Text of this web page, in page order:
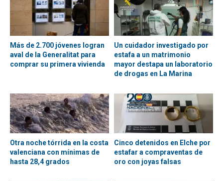
Más de 2.700 jóvenes logran
aval de la Generalitat para
comprar su primera vivienda
Un cuidador investigado por
estafa a un matrimonio
mayor destapa un laboratorio
de drogas en La Marina
Otra noche tórrida en la costa
valenciana con mínimas de
hasta 28,4 grados
Cinco detenidos en Elche por
estafar a compraventas de
oro con joyas falsas